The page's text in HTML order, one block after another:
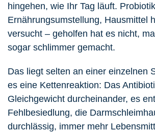
hingehen, wie Ihr Tag läuft.
Ernährungsumstellung, Hausmittel
versucht – geholfen hat es nicht,
sogar schlimmer gemacht.
Das liegt selten an einer einzelnen
es eine Kettenreaktion: Das
Gleichgewicht durcheinander, es
Fehlbesiedlung, die
durchlässig, immer mehr